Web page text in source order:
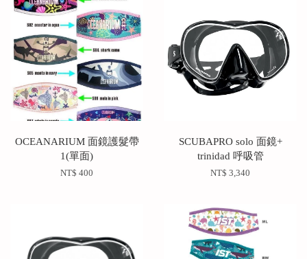
OCEANARIUM 面鏡護髮帶
1(單面)
NT$ 400
SCUBAPRO solo 面鏡+
trinidad 呼吸管
NT$ 3,340